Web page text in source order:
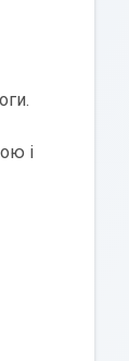
і